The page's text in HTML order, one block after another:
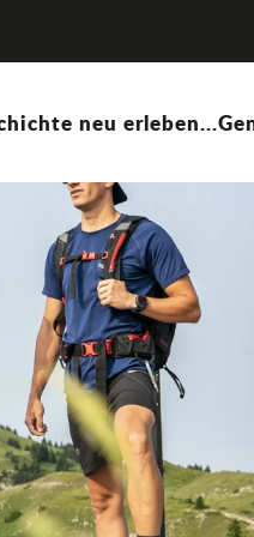
neu erleben...